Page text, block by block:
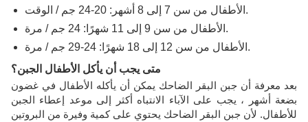
الأطفال من سن 7 إلى 8 أشهر: 20-24 جم / الوقت.
الأطفال من سن 9 إلى 11 شهرًا: 24 جم / مرة.
الأطفال من سن 12 إلى 18 شهرًا: 24-29 جم / مرة.
متى يجب أن يأكل الأطفال الجبن؟
بعد معرفة أن جبن البقر الضاحك يمكن أن يأكله الأطفال في غضون
بضعة أشهر ، يجب على الآباء الانتباه أكثر إلى موعد إعطاء الجبن
للأطفال. لأن جبن البقر الضاحك يحتوي على كمية وفيرة من البروتين